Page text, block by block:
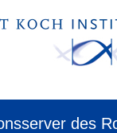
des